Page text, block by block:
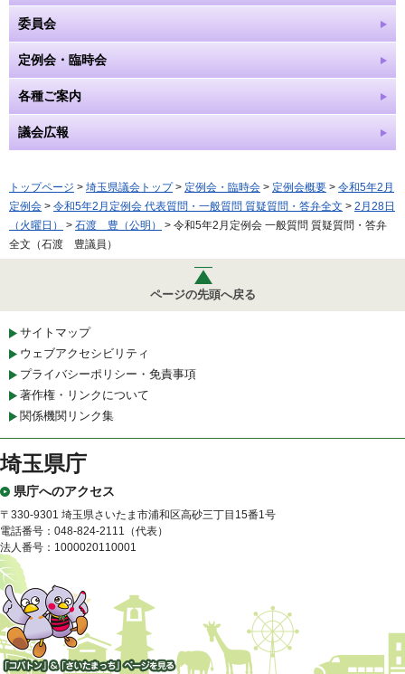
委員会
定例会・臨時会
各種ご案内
議会広報
トップページ > 埼玉県議会トップ> 定例会・臨時会 > 定例会概要 > 令和5年2月
定例会 > 令和5年2月定例会 代表質問・一般質問 質疑質問・答弁全文 > 2月28日
（火曜日）
> 石渡 豊（公明）
> 令和5年2月定例会 一般質問 質疑質問・答弁
全文（石渡 豊議員）
ページの先頭へ戻る
サイトマップ
ウェブアクセシビリティ
プライバシーポリシー・免責事項
著作権・リンクについて
関係機関リンク集
埼玉県庁
県庁へのアクセス
〒330-9301 埼玉県さいたま市浦和区高砂三丁目15番1号
電話番号：048-824-2111（代表）
法人番号：1000020110001
「コバトン」&「さいたまっ